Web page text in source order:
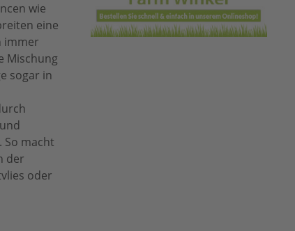
wie
eine
immer
Mischung
sogar in
So macht
der
oder